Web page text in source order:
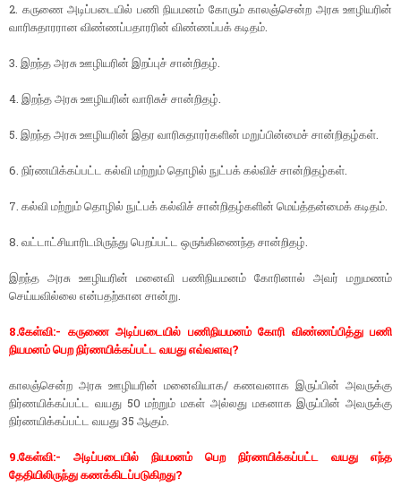
2. கருணை அடிப்படையில் பணி நியமனம் கோரும் காலஞ்சென்ற அரசு ஊழியரின்
வாரிசுதாரரான விண்ணப்பதாரரின் விண்ணப்பக் கடிதம்.
3. இறந்த அரசு ஊழியரின் இறப்புச் சான்றிதழ்.
4. இறந்த அரசு ஊழியரின் வாரிசுச் சான்றிதழ்.
5. இறந்த அரசு ஊழியரின் இதர வாரிசுதாரர்களின் மறுப்பின்மைச் சான்றிதழ்கள்.
6. நிர்ணயிக்கப்பட்ட கல்வி மற்றும் தொழில் நுட்பக் கல்விச் சான்றிதழ்கள்.
7. கல்வி மற்றும் தொழில் நுட்பக் கல்விச் சான்றிதழ்களின் மெய்த்தன்மைக் கடிதம்.
8. வட்டாட்சியாரிடமிருந்து பெறப்பட்ட ஒருங்கிணைந்த சான்றிதழ்.
இறந்த அரசு ஊழியரின் மனைவி பணிநியமனம் கோரினால் அவர் மறுமணம்
செய்யவில்லை என்பதற்கான சான்று.
8.கேள்வி:- கருணை அடிப்படையில் பணிநியமனம் கோரி விண்ணப்பித்து பணி
நியமனம் பெற நிர்ணயிக்கப்பட்ட வயது எவ்வளவு?
காலஞ்சென்ற அரசு ஊழியரின் மனைவியாக/ கணவனாக இருப்பின் அவருக்கு
நிர்ணயிக்கப்பட்ட வயது 50 மற்றும் மகள் அல்லது மகனாக இருப்பின் அவருக்கு
நிர்ணயிக்கப்பட்ட வயது 35 ஆகும்.
9.கேள்வி:- அடிப்படையில் நியமனம் பெற நிர்ணயிக்கப்பட்ட வயது எந்த
தேதியிலிருந்து கணக்கிடப்படுகிறது?